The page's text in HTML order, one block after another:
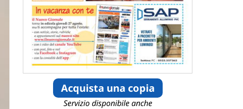
Acquista una copia
Servizio disponibile anche